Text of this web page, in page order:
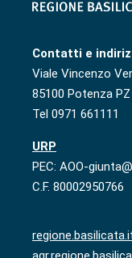
Contatti e
Viale Vincenzo
85100 Potenza PZ
Tel 0971 661111
URP
PEC: AOO-
C.F. 80002950766